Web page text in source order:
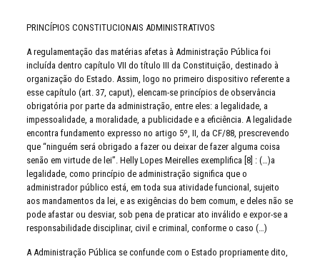
PRINCÍPIOS CONSTITUCIONAIS ADMINISTRATIVOS
A regulamentação das matérias afetas à Administração Pública foi
incluída dentro capítulo VII do título III da Constituição, destinado à
organização do Estado. Assim, logo no primeiro dispositivo referente a
esse capítulo (art. 37, caput), elencam-se princípios de observância
obrigatória por parte da administração, entre eles: a legalidade, a
impessoalidade, a moralidade, a publicidade e a eficiência. A legalidade
encontra fundamento expresso no artigo 5º, II, da CF/88, prescrevendo
que “ninguém será obrigado a fazer ou deixar de fazer alguma coisa
senão em virtude de lei”. Helly Lopes Meirelles exemplifica [8] : (…)a
legalidade, como princípio de administração significa que o
administrador público está, em toda sua atividade funcional, sujeito
aos mandamentos da lei, e as exigências do bem comum, e deles não se
pode afastar ou desviar, sob pena de praticar ato inválido e expor-se a
responsabilidade disciplinar, civil e criminal, conforme o caso (…)
A Administração Pública se confunde com o Estado propriamente dito,